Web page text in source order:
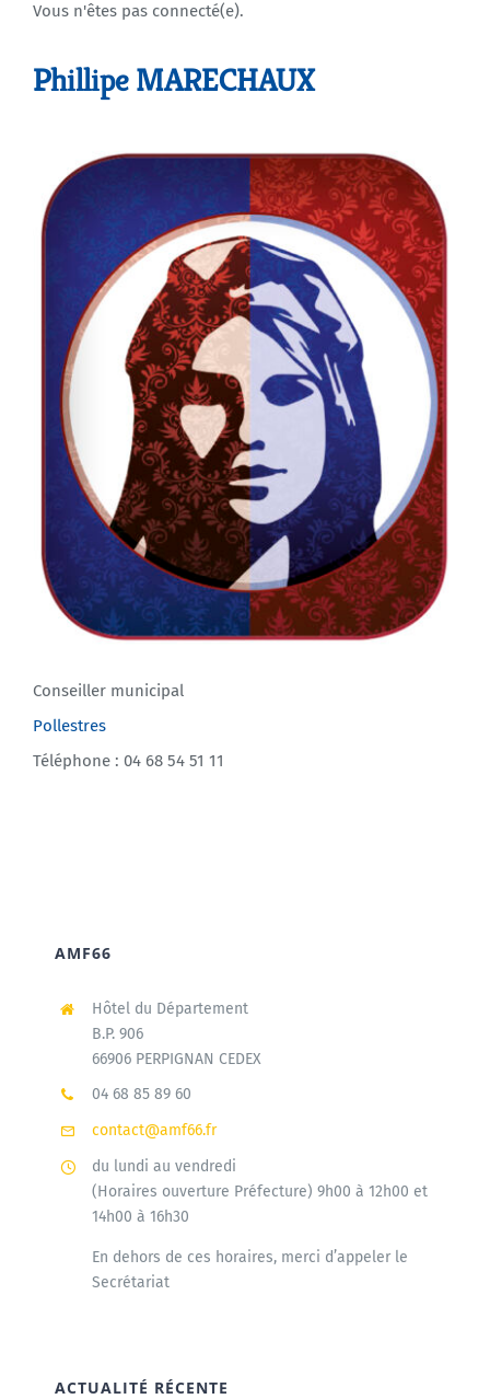
Agenda
Vous n'êtes pas connecté(e).
Phillipe MARECHAUX
Conseiller municipal
Pollestres
Téléphone : 04 68 54 51 11
AMF66
Hôtel du Département
B.P. 906
66906 PERPIGNAN CEDEX
04 68 85 89 60
contact@amf66.fr
du lundi au vendredi
(Horaires ouverture Préfecture) 9h00 à 12h00 et
14h00 à 16h30
En dehors de ces horaires, merci d’appeler le
Secrétariat
ACTUALITÉ RÉCENTE